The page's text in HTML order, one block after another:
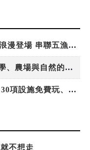
「東北角外澳月夜」8/22-8/23浪漫登場 串聯五漁村、音樂、市集、火舞與慢旅共度夏夜
嘉義鹿草夏日探索趣！結合科學、農場與自然的親子小旅行
高雄最大親子遊樂園8/8開幕！30項設施免費玩、YOYO家族嗨翻暑假
不想走